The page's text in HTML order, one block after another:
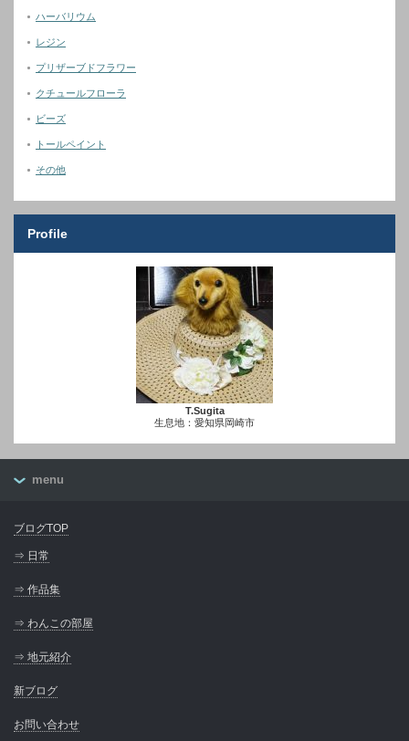
ハーバリウム
レジン
プリザーブドフラワー
クチュールフローラ
ビーズ
トールペイント
その他
Profile
T.Sugita
生息地：愛知県岡崎市
menu
ブログTOP
⇒ 日常
⇒ 作品集
⇒ わんこの部屋
⇒ 地元紹介
新ブログ
お問い合わせ